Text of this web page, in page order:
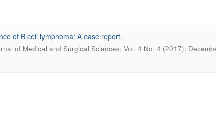
of B cell lymphoma: A case report.
of Medical and Surgical Sciences; Vol. 4 No. 4 (2017):